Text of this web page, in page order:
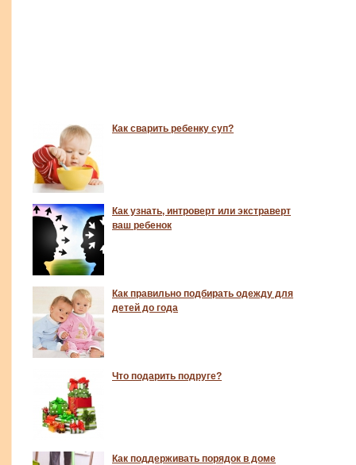
Как сварить ребенку суп?
Как узнать, интроверт или экстраверт
ваш ребенок
Как правильно подбирать одежду для
детей до года
Что подарить подруге?
Как поддерживать порядок в доме